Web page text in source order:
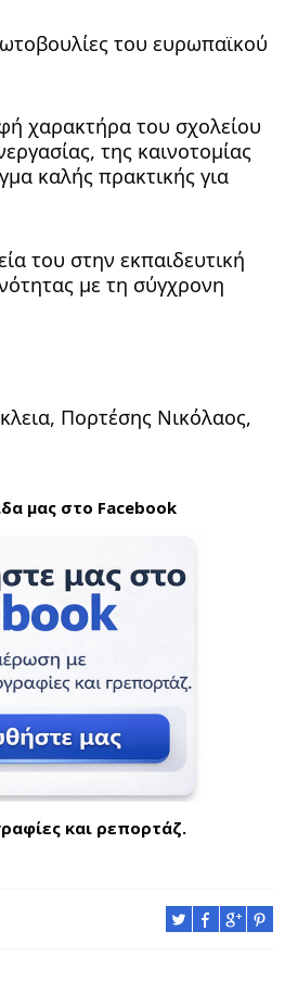
του ευρωπαϊκού
χαρακτήρα του σχολείου
της καινοτομίας
καλής πρακτικής για
του στην εκπαιδευτική
με τη σύγχρονη
Πορτέσης Νικόλαος,
μας στο Facebook
και ρεπορτάζ.